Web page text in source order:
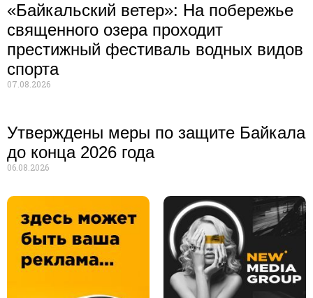
«Байкальский ветер»: На побережье
священного озера проходит
престижный фестиваль водных видов
спорта
07.08.2026
Утверждены меры по защите Байкала
до конца 2026 года
06.08.2026